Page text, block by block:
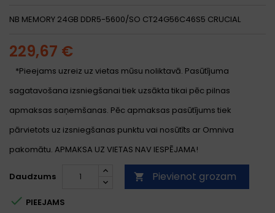
NB MEMORY 24GB DDR5-5600/SO CT24G56C46S5 CRUCIAL
229,67 €
*Pieejams uzreiz uz vietas mūsu noliktavā. Pasūtījuma
sagatavošana izsniegšanai tiek uzsākta tikai pēc pilnas
apmaksas saņemšanas. Pēc apmaksas pasūtījums tiek
pārvietots uz izsniegšanas punktu vai nosūtīts ar Omniva
pakomātu. APMAKSA UZ VIETAS NAV IESPĒJAMA!
Daudzums  Pievienot grozam
 PIEEJAMS